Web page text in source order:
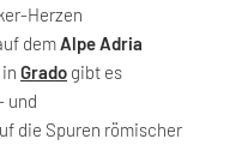
Herzen
demAlpe Adria
Grado gibt es
und
die Spuren römischer